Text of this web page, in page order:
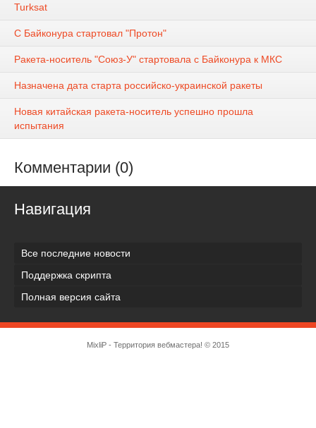
Turksat
С Байконура стартовал "Протон"
Ракета-носитель "Союз-У" стартовала с Байконура к МКС
Назначена дата старта российско-украинской ракеты
Новая китайская ракета-носитель успешно прошла
испытания
Комментарии (0)
Навигация
Все последние новости
Поддержка скрипта
Полная версия сайта
MixliP - Территория вебмастера! © 2015